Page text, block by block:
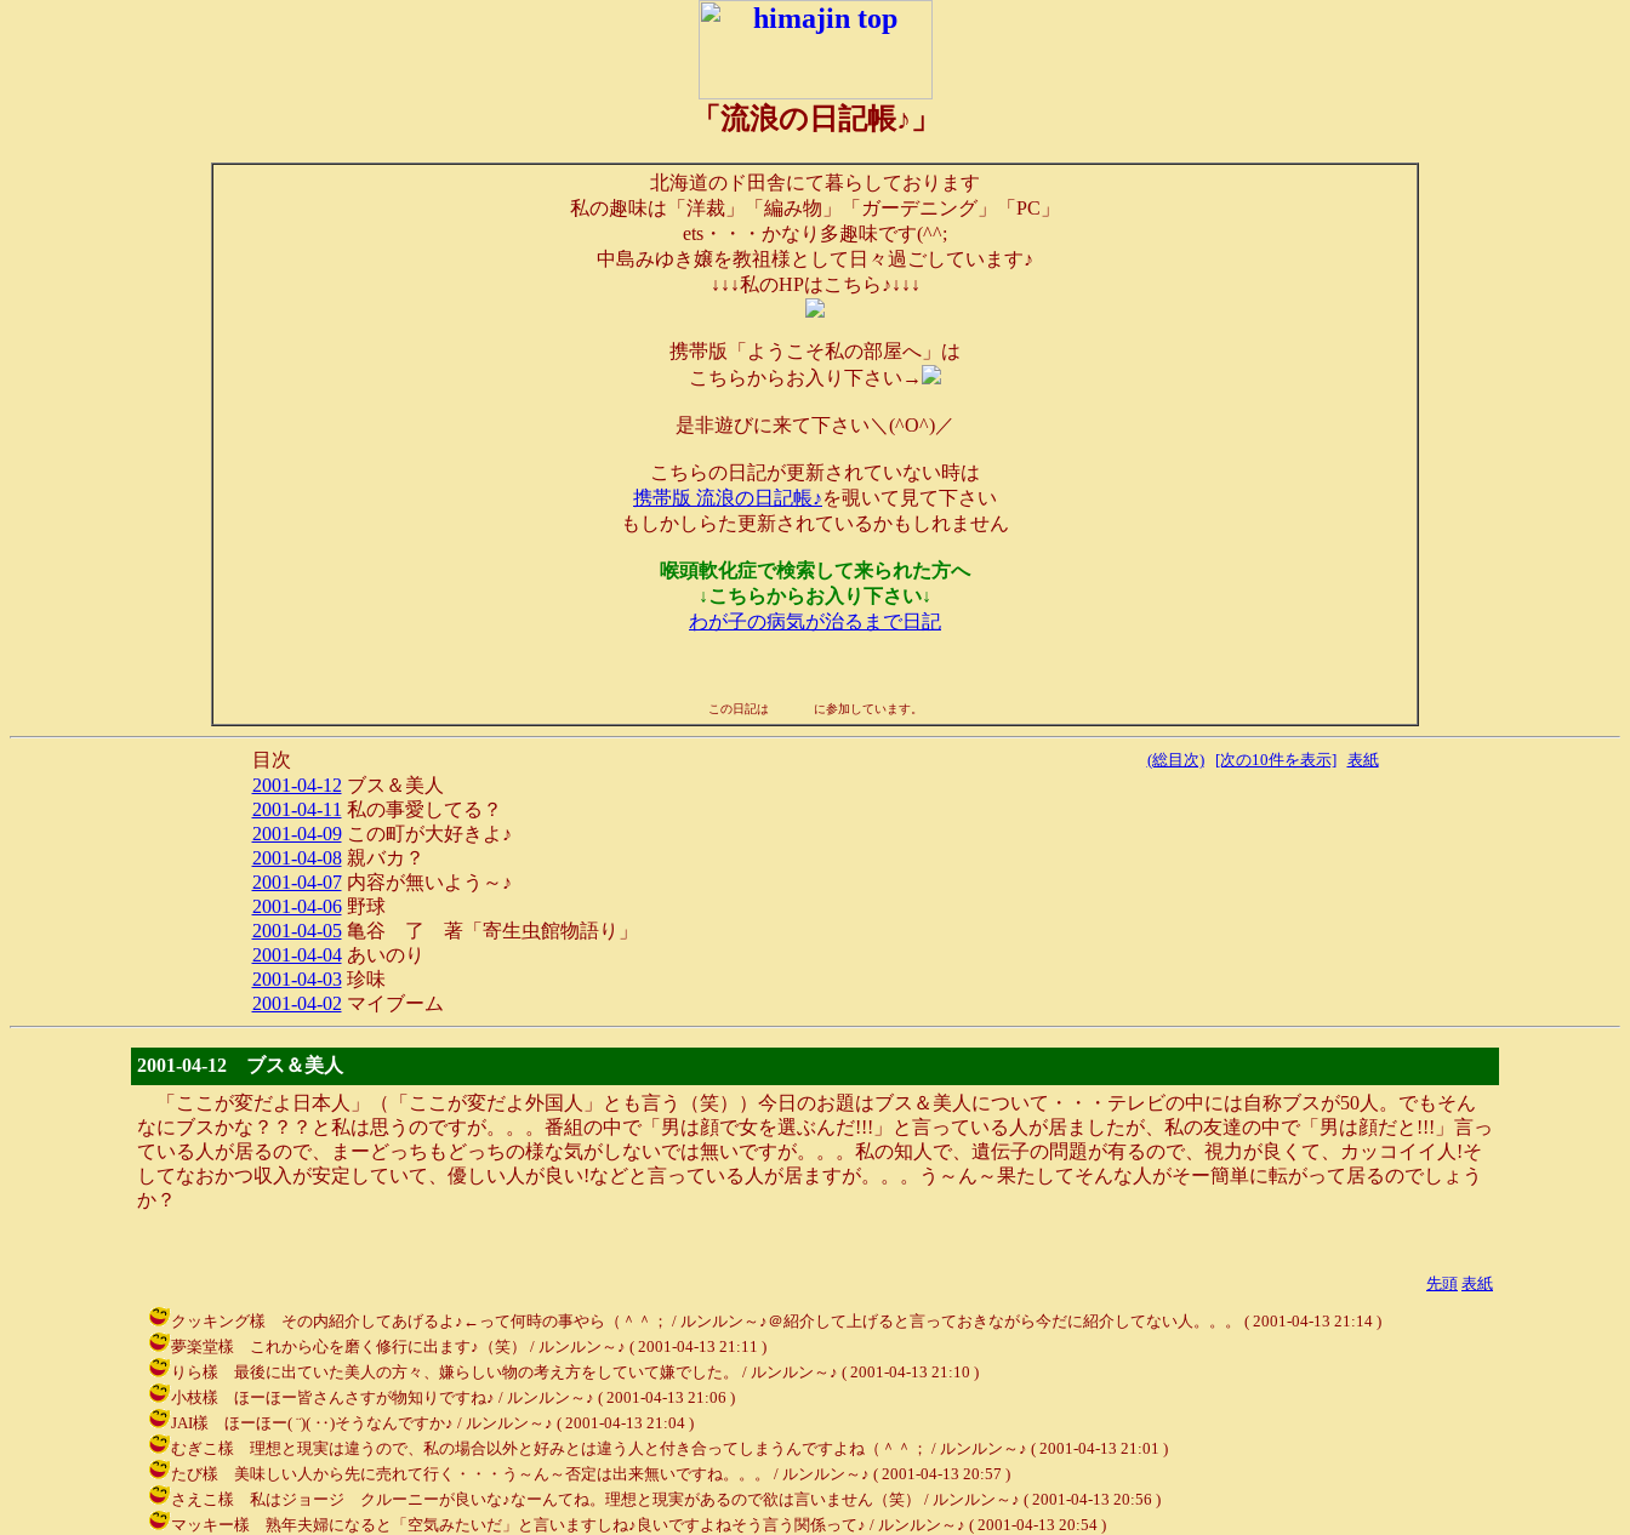
「流浪の日記帳♪」
北海道のド田舎にて暮らしております
私の趣味は「洋裁」「編み物」「ガーデニング」「PC」
ets・・・かなり多趣味です(^^;
中島みゆき嬢を教祖様として日々過ごしています♪
↓↓↓私のHPはこちら♪↓↓↓
携帯版「ようこそ私の部屋へ」は
こちらからお入り下さい→
是非遊びに来て下さい＼(^O^)／
こちらの日記が更新されていない時は
携帯版 流浪の日記帳♪を覗いて見て下さい
もしかしらた更新されているかもしれません
喉頭軟化症で検索して来られた方へ
↓こちらからお入り下さい↓
わが子の病気が治るまで日記
この日記は に参加しています。
目次 (総目次) [次の10件を表示] 表紙
2001-04-12 ブス＆美人
2001-04-11 私の事愛してる？
2001-04-09この町が大好きよ♪
2001-04-08親バカ？
2001-04-07内容が無いよう～♪
2001-04-06野球
2001-04-05亀谷 了 著「寄生虫館物語り」
2001-04-04あいのり
2001-04-03珍味
2001-04-02 マイブーム
2001-04-12 ブス＆美人
「ここが変だよ日本人」（「ここが変だよ外国人」とも言う（笑））今日のお題はブス＆美人について・・・テレビの中には自称ブスが50人。でもそん
なにブスかな？？？と私は思うのですが。。。番組の中で「男は顔で女を選ぶんだ!!!」と言っている人が居ましたが、私の友達の中で「男は顔だと!!!」言っ
ている人が居るので、まーどっちもどっちの様な気がしないでは無いですが。。。私の知人で、遺伝子の問題が有るので、視力が良くて、カッコイイ人!そ
してなおかつ収入が安定していて、優しい人が良い!などと言っている人が居ますが。。。う～ん～果たしてそんな人がそー簡単に転がって居るのでしょう
か？
先頭 表紙
クッキング樣 その内紹介してあげるよ♪←って何時の事やら（＾＾； / ルンルン～♪＠紹介して上げると言っておきながら今だに紹介してない人。。。 ( 2001-04-13 21:14 )
夢楽堂樣 これから心を磨く修行に出ます♪（笑） / ルンルン～♪ ( 2001-04-13 21:11 )
りら樣 最後に出ていた美人の方々、嫌らしい物の考え方をしていて嫌でした。 / ルンルン～♪ ( 2001-04-13 21:10 )
小枝樣 ほーほー皆さんさすが物知りですね♪ / ルンルン～♪ ( 2001-04-13 21:06 )
JAI樣 ほーほー( ¨)( ‥)そうなんですか♪ / ルンルン～♪ ( 2001-04-13 21:04 )
むぎこ樣 理想と現実は違うので、私の場合以外と好みとは違う人と付き合ってしまうんですよね（＾＾； / ルンルン～♪ ( 2001-04-13 21:01 )
たび樣 美味しい人から先に売れて行く・・・う～ん～否定は出来無いですね。。。 / ルンルン～♪ ( 2001-04-13 20:57 )
さえこ樣 私はジョージ クルーニーが良いな♪なーんてね。理想と現実があるので欲は言いません（笑） / ルンルン～♪ ( 2001-04-13 20:56 )
マッキー樣 熟年夫婦になると「空気みたいだ」と言いますしね♪良いですよねそう言う関係って♪ / ルンルン～♪ ( 2001-04-13 20:54 )